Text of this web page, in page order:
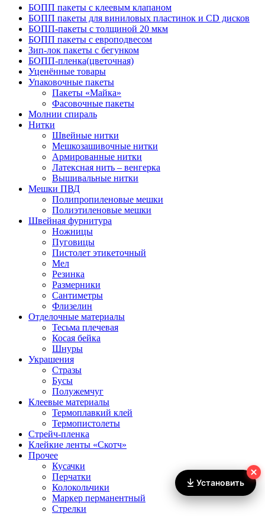
БОПП пакеты с клеевым клапаном
БОПП пакеты для виниловых пластинок и CD дисков
БОПП-пакеты с толщиной 20 мкм
БОПП пакеты с европодвесом
Зип-лок пакеты с бегунком
БОПП-пленка(цветочная)
Уценённые товары
Упаковочные пакеты
Пакеты «Майка»
Фасовочные пакеты
Молнии спираль
Нитки
Швейные нитки
Мешкозашивочные нитки
Армированные нитки
Латексная нить – венгерка
Вышивальные нитки
Мешки ПВД
Полипропиленовые мешки
Полиэтиленовые мешки
Швейная фурнитура
Ножницы
Пуговицы
Пистолет этикеточный
Мел
Резинка
Размерники
Сантиметры
Флизелин
Отделочные материалы
Тесьма плечевая
Косая бейка
Шнуры
Украшения
Стразы
Бусы
Полужемчуг
Клеевые материалы
Термоплавкий клей
Термопистолеты
Стрейч-пленка
Клейкие ленты «Скотч»
Прочее
Кусачки
Перчатки
Колокольчики
Маркер перманентный
Стрелки
Установить